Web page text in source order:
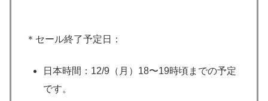
＊セール終了予定日：
日本時間：12/9（月）18〜19時頃までの予定
です。